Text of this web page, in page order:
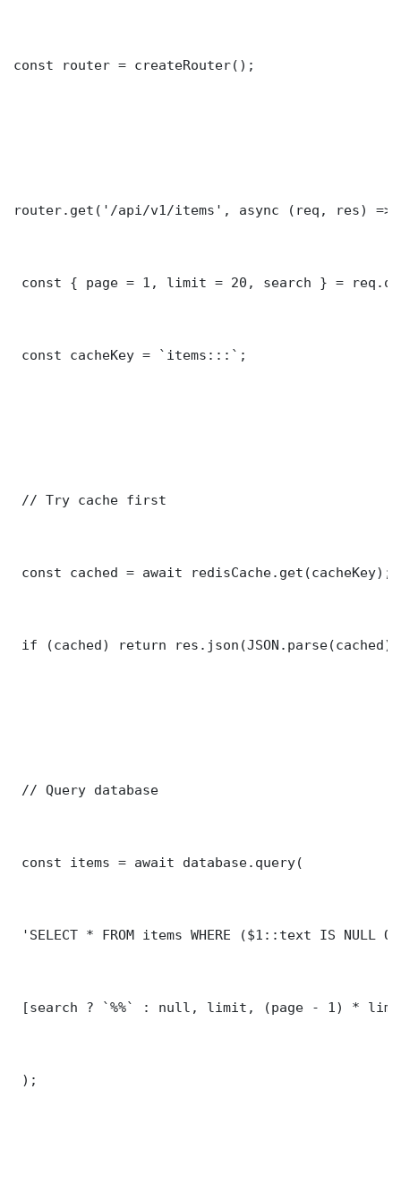
const router = createRouter();
router.get('/api/v1/items', async (req, res) =>
const { page = 1, limit = 20, search } =
const cacheKey = `items:::`;
// Try cache first
const cached = await redisCache.get(cacheKey);
if (cached) return
// Query database
const items = await database.query(
'SELECT * FROM items WHERE ($1::text IS NULL
[search ? `%%` : null, limit, (page - 1) *
);